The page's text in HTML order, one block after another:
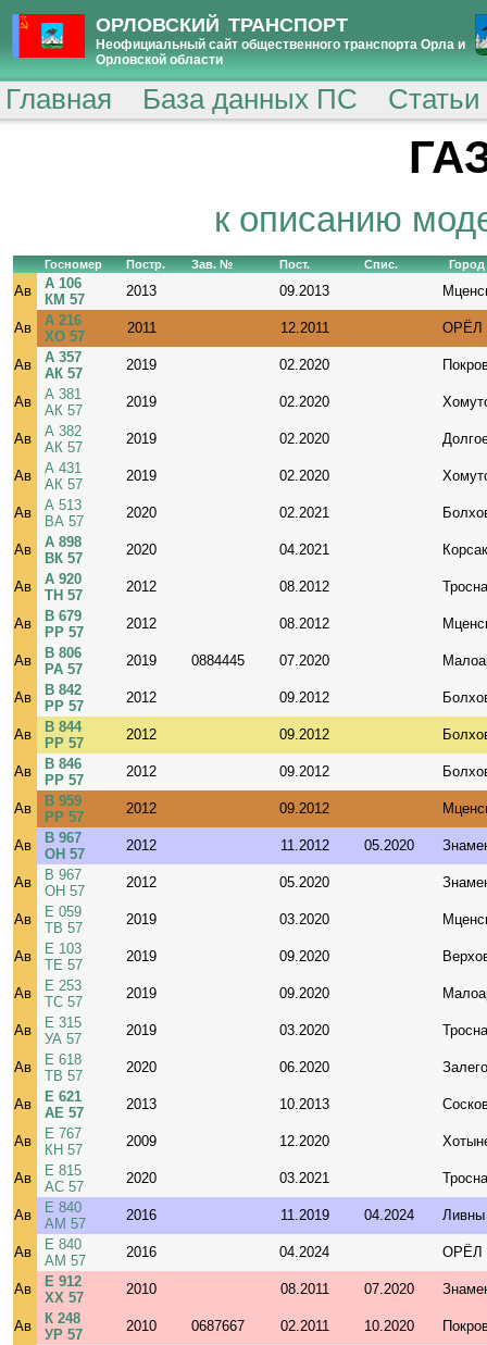
ОРЛОВСКИЙ ТРАНСПОРТ
Неофициальный сайт общественного транспорта Орла и
Орловской области
Главная База данных ПС
к описанию
Госномер Постр. Зав. № Пост. Спис. Город
Ав
А 106
КМ 57
2013 09.2013
Ав
А 216
ХО 57
2011 12.2011 ОРЁЛ
Ав
А 357
АК 57
2019 02.2020
Ав
А 381
АК 57
2019 02.2020
Ав
А 382
АК 57
2019 02.2020
Ав
А 431
АК 57
2019 02.2020
Ав
А 513
ВА 57
2020 02.2021
Ав
А 898
ВК 57
2020 04.2021
Ав
А 920
ТН 57
2012 08.2012 Тросна
Ав
В 679
РР 57
2012 08.2012
Ав
В 806
РА 57
2019 0884445 07.2020
Ав
В 842
РР 57
2012 09.2012
Ав
В 844
РР 57
2012 09.2012
Ав
В 846
РР 57
2012 09.2012
Ав
В 959
РР 57
2012 09.2012
Ав
В 967
ОН 57
2012 11.2012 05.2020
Ав
В 967
ОН 57
2012 05.2020
Ав
Е 059
ТВ 57
2019 03.2020
Ав
Е 103
ТЕ 57
2019 09.2020
Ав
Е 253
ТС 57
2019 09.2020
Ав
Е 315
УА 57
2019 03.2020 Тросна
Ав
Е 618
ТВ 57
2020 06.2020
Ав
Е 621
АЕ 57
2013 10.2013
Ав
Е 767
КН 57
2009 12.2020
Ав
Е 815
АС 57
2020 03.2021 Тросна
Ав
Е 840
АМ 57
2016 11.2019 04.2024 Ливны
Ав
Е 840
АМ 57
2016 04.2024 ОРЁЛ
Ав
Е 912
ХХ 57
2010 08.2011 07.2020
Ав
К 248
УР 57
2010 0687667 02.2011 10.2020